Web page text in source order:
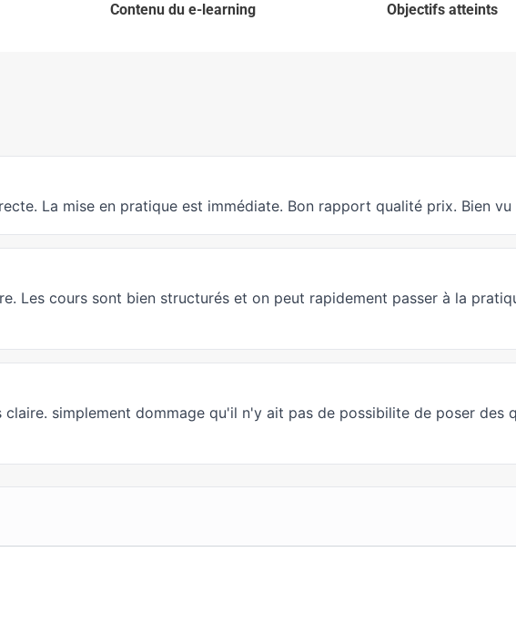
Contenu du e-learning Objectifs atteints
La mise en pratique est immédiate. Bon rapport qualité prix. Bien vu
Les cours sont bien structurés et on peut rapidement passer à la
simplement dommage qu'il n'y ait pas de possibilite de poser des